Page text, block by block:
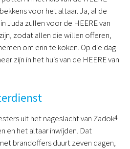
voor het altaar. Ja, al de
Juda zullen voor de HEERE van
zodat allen die willen offeren,
om erin te koken. Op die dag
zijn in het huis van de HEERE van
uit het nageslacht van Zadok4
en het altaar inwijden. Dat
brandoffers duurt zeven dagen,